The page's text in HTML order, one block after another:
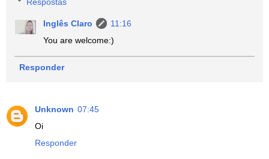
Inglês Claro
11:16
You are welcome:)
Responder
Unknown 07:45
Oi
Responder